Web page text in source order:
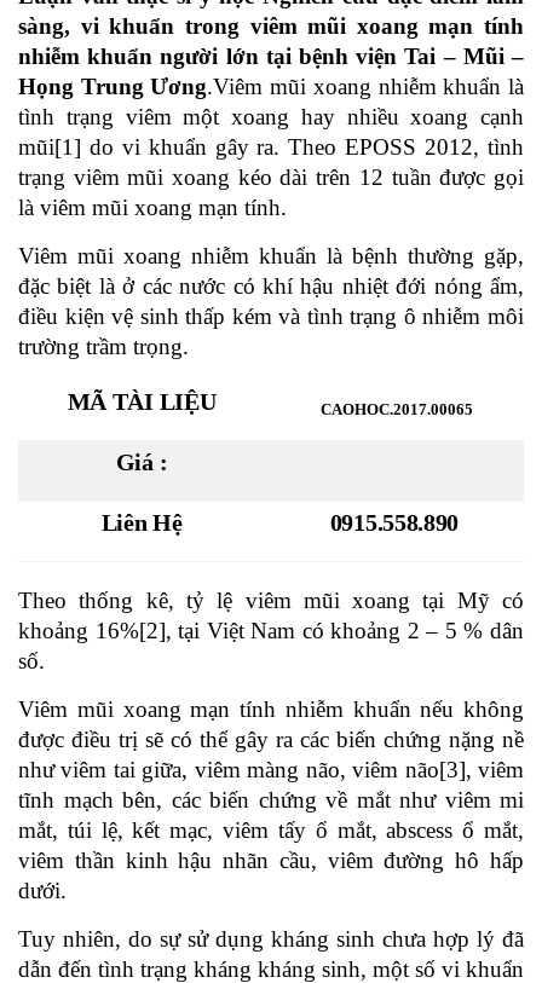
sàng, vi khuẩn trong viêm mũi xoang mạn tính
nhiễm khuẩn người lớn tại bệnh viện Tai – Mũi –
Họng Trung Ương.Viêm mũi xoang nhiễm khuẩn là
tình trạng viêm một xoang hay nhiều xoang cạnh
mũi[1] do vi khuẩn gây ra. Theo EPOSS 2012, tình
trạng viêm mũi xoang kéo dài trên 12 tuần được gọi
là viêm mũi xoang mạn tính.
Viêm mũi xoang nhiễm khuẩn là bệnh thường gặp,
đặc biệt là ở các nước có khí hậu nhiệt đới nóng ẩm,
điều kiện vệ sinh thấp kém và tình trạng ô nhiễm môi
trường trầm trọng.
MÃ TÀI LIỆU CAOHOC.2017.00065
Giá :
Liên Hệ 0915.558.890
Theo thống kê, tỷ lệ viêm mũi xoang tại Mỹ có
khoảng 16%[2], tại Việt Nam có khoảng 2 – 5 % dân
số.
Viêm mũi xoang mạn tính nhiễm khuẩn nếu không
được điều trị sẽ có thể gây ra các biến chứng nặng nề
như viêm tai giữa, viêm màng não, viêm não[3], viêm
tĩnh mạch bên, các biến chứng về mắt như viêm mi
mắt, túi lệ, kết mạc, viêm tấy ổ mắt, abscess ổ mắt,
viêm thần kinh hậu nhãn cầu, viêm đường hô hấp
dưới.
Tuy nhiên, do sự sử dụng kháng sinh chưa hợp lý đã
dẫn đến tình trạng kháng kháng sinh, một số vi khuẩn